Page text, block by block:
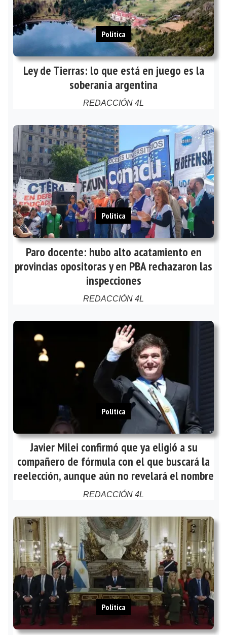
Ley de Tierras: lo que está en juego es la
soberanía argentina
REDACCIÓN 4L
Política
Paro docente: hubo alto acatamiento en
provincias opositoras y en PBA rechazaron las
inspecciones
REDACCIÓN 4L
Política
Javier Milei confirmó que ya eligió a su
compañero de fórmula con el que buscará la
reelección, aunque aún no revelará el nombre
REDACCIÓN 4L
Política
Política